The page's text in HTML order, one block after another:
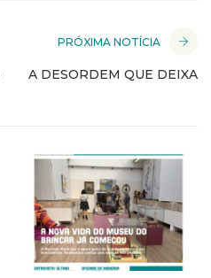
PRÓXIMA NOTÍCIA
A DESORDEM QUE DEIXA